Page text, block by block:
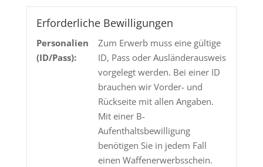
Erforderliche Bewilligungen
Personalien
(ID/Pass):
Zum Erwerb muss eine gültige
ID, Pass oder Ausländerausweis
vorgelegt werden. Bei einer ID
brauchen wir Vorder- und
Rückseite mit allen Angaben.
Mit einer B-
Aufenthaltsbewilligung
benötigen Sie in jedem Fall
einen Waffenerwerbsschein.